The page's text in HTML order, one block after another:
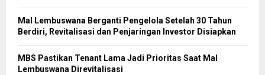
Mal Lembuswana Berganti Pengelola Setelah 30 Tahun
Berdiri, Revitalisasi dan Penjaringan Investor Disiapkan
MBS Pastikan Tenant Lama Jadi Prioritas Saat Mal
Lembuswana Direvitalisasi